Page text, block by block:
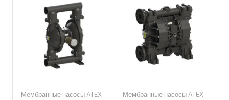
Мембранные насосы ATEX Мембранные насосы ATEX